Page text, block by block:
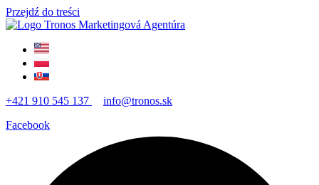
Przejdź do treści
+421 910 545 137
info@tronos.sk
Facebook